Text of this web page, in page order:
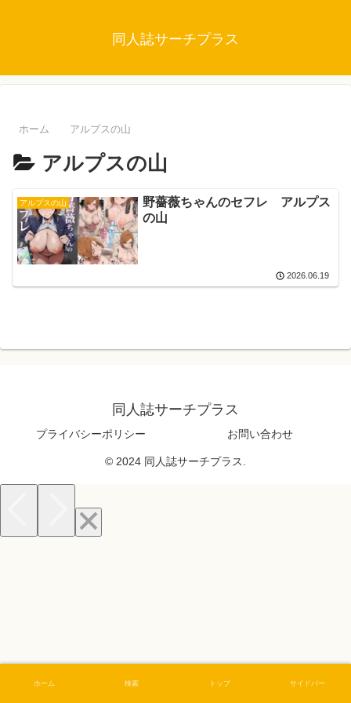
同人誌サーチプラス
ホーム アルプスの山
アルプスの山
アルプスの山
野薔薇ちゃんのセフレ アルプス
の山
2026.06.19
同人誌サーチプラス
プライバシーポリシー お問い合わせ
© 2024 同人誌サーチプラス.
ホーム 検索 トップ サイドバー